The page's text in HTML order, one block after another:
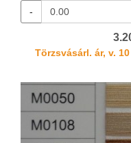
-
Törzsvásárl. ár, v.